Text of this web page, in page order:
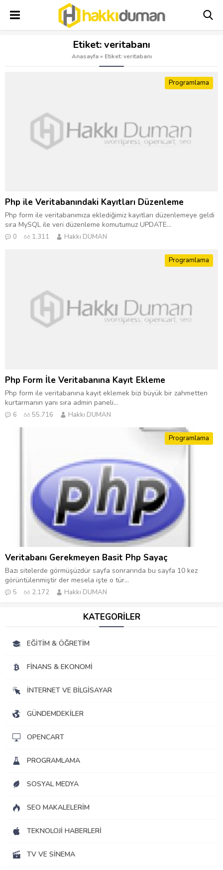
Etiket:veritabanı
Anasayfa » Etiket: veritabanı
Programlama
Php ile Veritabanındaki Kayıtları Düzenleme
Php form ile veritabanımıza eklediğimiz kayıtları düzenlemeye geldi
sıra MySQL ile veri düzenleme komutumuz UPDATE...
0 1.311 Hakkı DUMAN
Programlama
Php Form İle Veritabanına Kayıt Ekleme
Php form ile veritabanına kayıt eklemek bizi büyük bir zahmetten
kurtarmanın yanı sıra admin paneli...
6 55.716 Hakkı DUMAN
Programlama
Veritabanı Gerekmeyen Basit Php Sayaç
Bazı sitelerde görmüşüzdür sayfa sonrarında bu sayfa 10 kez
görüntülenmiştir der mesela işte o tür...
5 2.172 Hakkı DUMAN
KATEGORİLER
EĞITIM & ÖĞRETIM
FINANS & EKONOMI
İNTERNET VE BILGISAYAR
GÜNDEMDEKILER
OPENCART
PROGRAMLAMA
SOSYAL MEDYA
SEO MAKALELERIM
TEKNOLOJI HABERLERI
TV VE SINEMA